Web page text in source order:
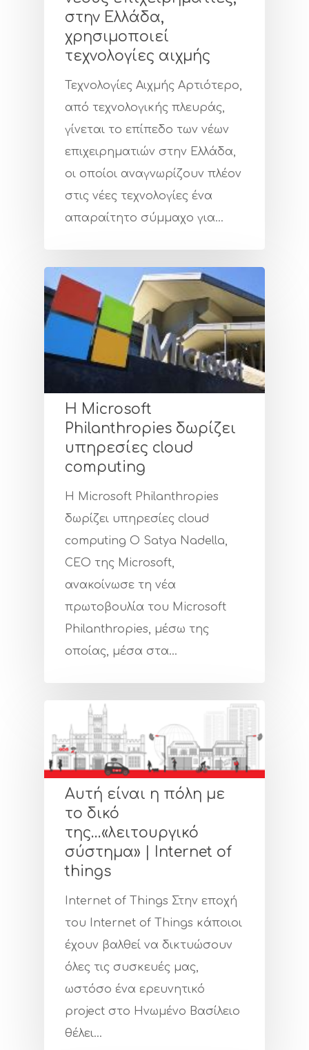
στην Ελλάδα,
χρησιμοποιεί
τεχνολογίες αιχμής
Τεχνολογίες Αιχμής Αρτιότερο,
από τεχνολογικής πλευράς,
γίνεται το επίπεδο των νέων
επιχειρηματιών στην Ελλάδα,
οι οποίοι αναγνωρίζουν πλέον
στις νέες τεχνολογίες ένα
απαραίτητο σύμμαχο για…
Η Microsoft
Philanthropies δωρίζει
υπηρεσίες cloud
computing
Η Microsoft Philanthropies
δωρίζει υπηρεσίες cloud
computing Ο Satya Nadella,
CEO της Microsoft,
ανακοίνωσε τη νέα
πρωτοβουλία του Microsoft
Philanthropies, μέσω της
οποίας, μέσα στα…
Αυτή είναι η πόλη με
το δικό
της…«λειτουργικό
σύστημα» | Internet of
things
Internet of Things Στην εποχή
του Internet of Things κάποιοι
έχουν βαλθεί να δικτυώσουν
όλες τις συσκευές μας,
ωστόσο ένα ερευνητικό
project στο Ηνωμένο Βασίλειο
θέλει…
Εταιρεία
Υπηρεσίες
Οπτικές Ίνες
Υπηρεσίες Πεδίου
Υποστήριξη
Λύσεις Τεχνολογίας
Οικιακοί Πελάτες
Νέα